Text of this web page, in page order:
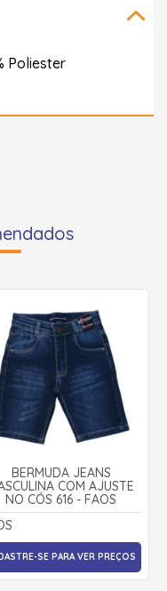
Poliester
BERMUDA JEANS
COM AJUSTE
NO CÓS 616 - FAOS
SE PARA VER PREÇOS